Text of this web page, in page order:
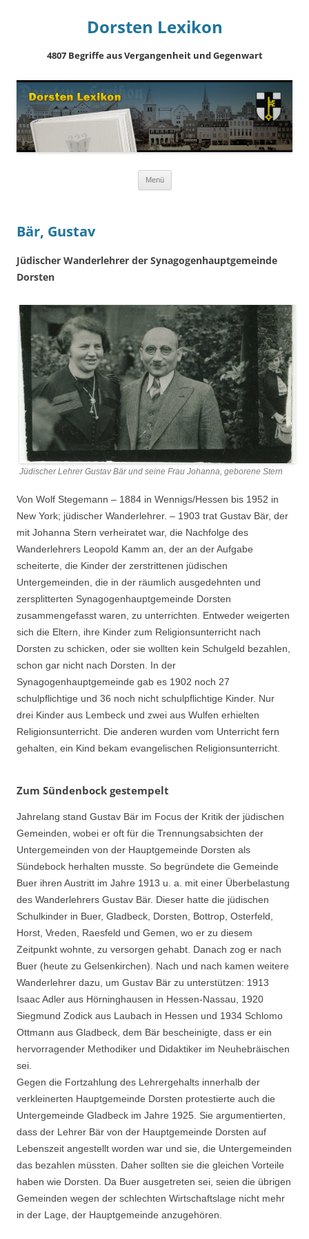
Dorsten Lexikon
4807 Begriffe aus Vergangenheit und Gegenwart
Menü
Bär, Gustav
Jüdischer Wanderlehrer der Synagogenhauptgemeinde
Dorsten
Jüdischer Lehrer Gustav Bär und seine Frau Johanna, geborene Stern
Von Wolf Stegemann – 1884 in Wennigs/Hessen bis 1952 in
New York; jüdischer Wanderlehrer. – 1903 trat Gustav Bär, der
mit Johanna Stern verheiratet war, die Nachfolge des
Wanderlehrers Leopold Kamm an, der an der Aufgabe
scheiterte, die Kinder der zerstrittenen jüdischen
Untergemeinden, die in der räumlich ausgedehnten und
zersplitterten Synagogenhauptgemeinde Dorsten
zusammengefasst waren, zu unterrichten. Entweder weigerten
sich die Eltern, ihre Kinder zum Religionsunterricht nach
Dorsten zu schicken, oder sie wollten kein Schulgeld bezahlen,
schon gar nicht nach Dorsten. In der
Synagogenhauptgemeinde gab es 1902 noch 27
schulpflichtige und 36 noch nicht schulpflichtige Kinder. Nur
drei Kinder aus Lembeck und zwei aus Wulfen erhielten
Religionsunterricht. Die anderen wurden vom Unterricht fern
gehalten, ein Kind bekam evangelischen Religionsunterricht.
Zum Sündenbock gestempelt
Jahrelang stand Gustav Bär im Focus der Kritik der jüdischen
Gemeinden, wobei er oft für die Trennungsabsichten der
Untergemeinden von der Hauptgemeinde Dorsten als
Sündebock herhalten musste. So begründete die Gemeinde
Buer ihren Austritt im Jahre 1913 u. a. mit einer Überbelastung
des Wanderlehrers Gustav Bär. Dieser hatte die jüdischen
Schulkinder in Buer, Gladbeck, Dorsten, Bottrop, Osterfeld,
Horst, Vreden, Raesfeld und Gemen, wo er zu diesem
Zeitpunkt wohnte, zu versorgen gehabt. Danach zog er nach
Buer (heute zu Gelsenkirchen). Nach und nach kamen weitere
Wanderlehrer dazu, um Gustav Bär zu unterstützen: 1913
Isaac Adler aus Hörninghausen in Hessen-Nassau, 1920
Siegmund Zodick aus Laubach in Hessen und 1934 Schlomo
Ottmann aus Gladbeck, dem Bär bescheinigte, dass er ein
hervorragender Methodiker und Didaktiker im Neuhebräischen
sei.
Gegen die Fortzahlung des Lehrergehalts innerhalb der
verkleinerten Hauptgemeinde Dorsten protestierte auch die
Untergemeinde Gladbeck im Jahre 1925. Sie argumentierten,
dass der Lehrer Bär von der Hauptgemeinde Dorsten auf
Lebenszeit angestellt worden war und sie, die Untergemeinden
das bezahlen müssten. Daher sollten sie die gleichen Vorteile
haben wie Dorsten. Da Buer ausgetreten sei, seien die übrigen
Gemeinden wegen der schlechten Wirtschaftslage nicht mehr
in der Lage, der Hauptgemeinde anzugehören.